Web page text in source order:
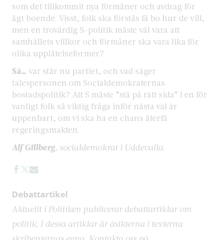
som det tillkommit nya förmåner och avdrag för
ägt boende. Visst, folk ska förstås få bo hur de vill,
men en trovärdig S-politik måste väl vara att
samhällets villkor och förmåner ska vara lika för
olika upplåtelseformer?
Så… var står nu partiet, och vad säger
talespersonen om Socialdemokraternas
bostadspolitik? Att S måste ”stå på rätt sida” i en för
vanligt folk så viktig fråga inför nästa val är
uppenbart, om vi ska ha en chans återfå
regeringsmakten.
Alf Gillberg, socialdemokrat i Uddevalla.
Debattartikel
Aktuellt i Politiken publicerar debattartiklar om
politik. I dessa artiklar är åsikterna i texterna